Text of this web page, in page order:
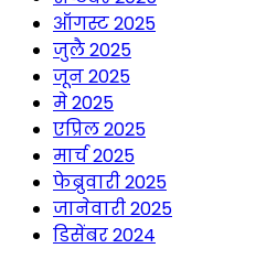
ऑगस्ट 2025
जुलै 2025
जून 2025
मे 2025
एप्रिल 2025
मार्च 2025
फेब्रुवारी 2025
जानेवारी 2025
डिसेंबर 2024